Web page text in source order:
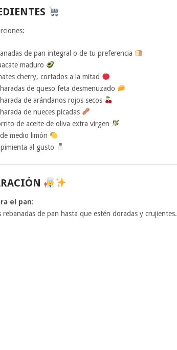
de pan integral o de tu preferencia
maduro
cherry, cortados a la mitad
de queso feta desmenuzado
de arándanos rojos secos
de nueces picadas
de aceite de oliva extra virgen
medio limón
al gusto
el pan:
rebanadas de pan hasta que estén doradas y crujientes.